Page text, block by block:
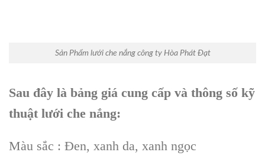
Sản Phẩm lưới che nắng công ty Hòa Phát Đạt
Sau đây là bảng giá cung cấp và thông số kỹ
thuật lưới che nắng:
Màu sắc : Đen, xanh da, xanh ngọc